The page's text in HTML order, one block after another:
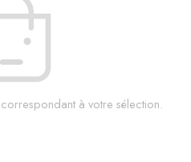
à votre sélection.